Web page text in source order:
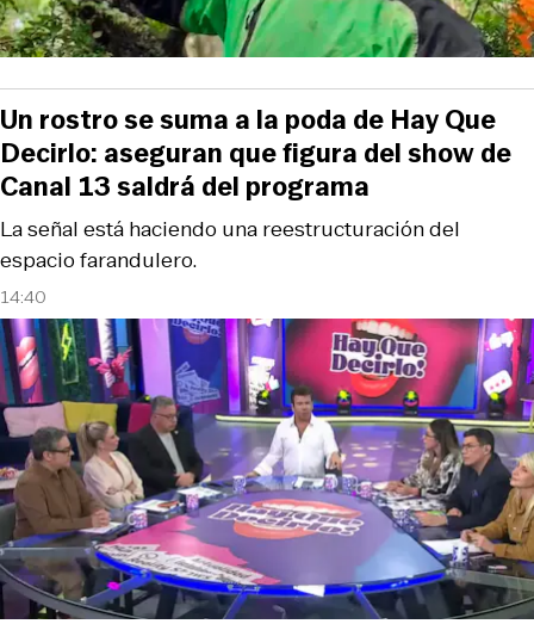
14:40
La señal está haciendo una reestructuración del
espacio farandulero.
Un rostro se suma a la poda de Hay Que
Decirlo: aseguran que figura del show de
Canal 13 saldrá del programa